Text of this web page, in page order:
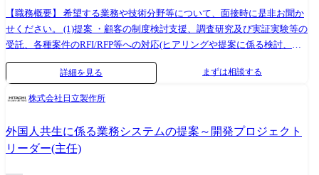
ついて ・基本的に在宅勤務可能。但し、プロジェクト状況に応じて、週
に数回の出社有り。 ・様々な顧客に対応するため、短期出張(数日～数か
月)もプロジェクト状況に応じて有り。 ※上記内容は、募集開始時点の内
容であり、入社後必要に応じて変更となる場合がございます。予めご了
承ください。
【職務概要】 希望する業務や技術分野等について、面接時に是非お聞か
せください。 (1)提案 ・顧客の制度検討支援、調査研究及び実証実験等の
受託、各種案件のRFI/RFP等への対応(ヒアリングや提案に係る検討、費
用対効果の検証、各種資料作成) ・官公庁や外郭団体等が主催するWG等
への参画、社外専門家へのヒアリングや他省庁のステークホルダーへの
レクチャ対応等のフロント業務 (2)開発/構築/運用保守 ・大規模プロジェ
社内外のステークホルダーを含む仕様調整やリスク管理、テスト、稼働
に向けた各種取り纏め業務 ・開発作業、構築作業、運用保守作業におけ
るベンダコントロール等の工程・品質マネジメント業務 ・開発方式(アジ
詳細を見る まずは相談する
株式会社日立製作所
外国人共生に係る業務システムの提案～開発プロジェクト
リーダー(主任)